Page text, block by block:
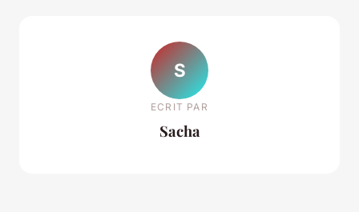
S
ECRIT PAR
Sacha